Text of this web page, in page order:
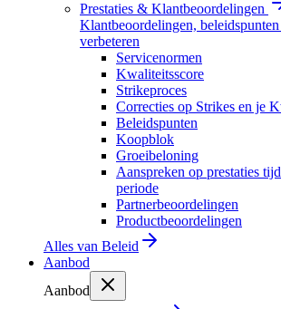
Prestaties & Klantbeoordelingen
Klantbeoordelingen,
verbeteren
Servicenormen
Kwaliteitsscore
Strikeproces
Correcties op Strikes en je
Beleidspunten
Koopblok
Groeibeloning
Aanspreken op prestaties
periode
Partnerbeoordelingen
Productbeoordelingen
Alles van Beleid
Aanbod
Aanbod